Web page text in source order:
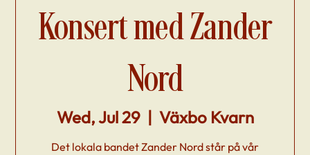
Konsert med Zander
Nord
Wed, Jul 29
  |
Växbo Kvarn
Det lokala bandet Zander Nord står på vår